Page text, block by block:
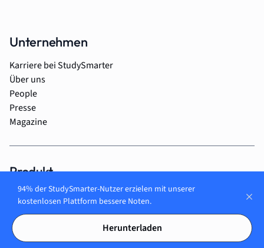
Unternehmen
Karriere bei StudySmarter
Über uns
People
Presse
Magazine
Produkt
Für Studierende
Für Auszubildende
Für Unternehmen
94% der StudySmarter-Nutzer erzielen mit unserer
kostenlosen Plattform bessere Noten.
Herunterladen